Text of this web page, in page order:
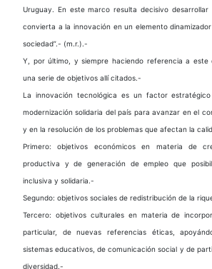
Uruguay. En este marco resulta decisivo
convierta a la innovación en un elemento
sociedad”.- (m.r.).-
Y, por último, y siempre haciendo referencia a este
una serie de objetivos allí citados.-
La innovación tecnológica es un factor
modernización solidaria del país para avanzar en el
y en la resolución de los problemas que afectan la
Primero: objetivos económicos en materia de
productiva y de generación de empleo que
inclusiva y solidaria.-
Segundo: objetivos sociales de redistribución de la
Tercero: objetivos culturales en materia de
particular, de nuevas referencias éticas,
sistemas educativos, de comunicación social y de
diversidad.-